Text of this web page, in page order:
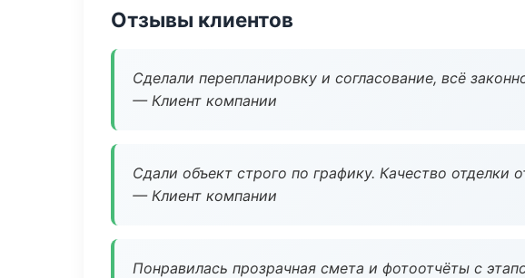
Отзывы клиентов
Сделали перепланировку и согласование, всё
— Клиент компании
Сдали объект строго по графику. Качество
— Клиент компании
Понравилась прозрачная смета и фотоотчёты с